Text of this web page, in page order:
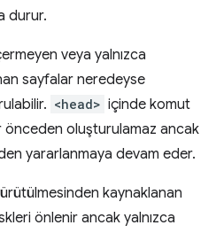
durur.
veya yalnızca
sayfalar neredeyse
<head> içinde komut
önceden oluşturulamaz ancak
yararlanmaya devam eder.
kaynaklanan
önlenir ancak yalnızca